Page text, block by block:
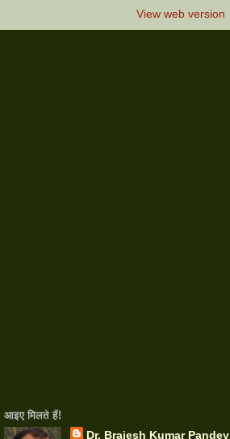
View web version
आइए मिलते हैंǃ
Dr. Brajesh Kumar Pandey